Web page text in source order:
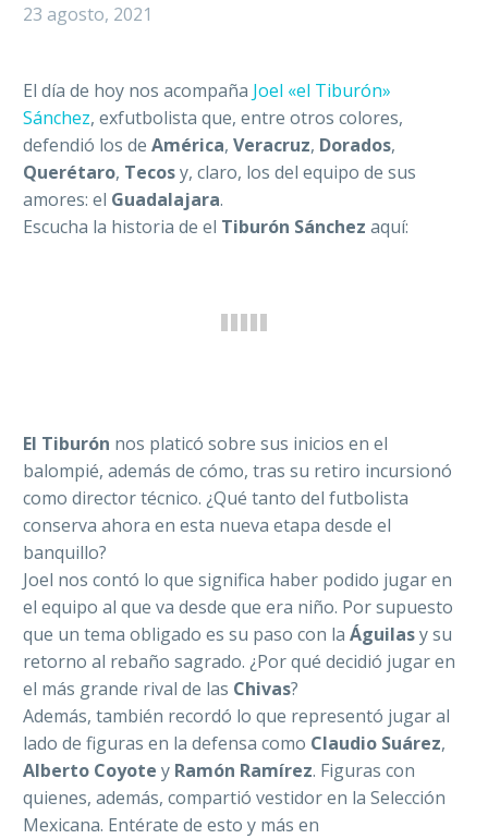
23 agosto, 2021
El día de hoy nos acompaña Joel «el Tiburón»
Sánchez, exfutbolista que, entre otros colores,
defendió los de América, Veracruz, Dorados,
Querétaro, Tecosy, claro, los del equipo de sus
amores: el Guadalajara.
Escucha la historia de el Tiburón Sánchez aquí:
El Tiburón nos platicó sobre sus inicios en el
balompié, además de cómo, tras su retiro incursionó
como director técnico. ¿Qué tanto del futbolista
conserva ahora en esta nueva etapa desde el
banquillo?
Joel nos contó lo que significa haber podido jugar en
el equipo al que va desde que era niño. Por supuesto
que un tema obligado es su paso con la Águilasy su
retorno al rebaño sagrado. ¿Por qué decidió jugar en
el más grande rival de las Chivas?
Además, también recordó lo que representó jugar al
lado de figuras en la defensa como Claudio Suárez,
Alberto Coyote y Ramón Ramírez. Figuras con
quienes, además, compartió vestidor en la Selección
Mexicana. Entérate de esto y más en